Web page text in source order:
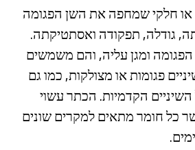
או חלקי שמחפה את השן הפגומה
גודלה, תפקודה ואסתטיקתה.
ומגן עליה, והם משמשים
פגומות או מצולקות, כמו גם
הקדמיות. הכתר עשוי
כל חומר מתאים למקרים שונים